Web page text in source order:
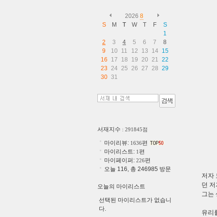
저자
던
그는
유리
2026 8
S
M T W T F
S
1
2
3 4 5 6 7
8
9
10 11 12 13 14
15
16
17 18 19 20 21
22
23
24 25 26 27 28 29
30 31
서재지수 : 291845점
마이리뷰: 1636편
마이리스트: 1 편
마이페이퍼: 226편
오늘 116, 총 246985 방문
오늘의 마이리스트
선택된 마이리스트가 없습니
다.